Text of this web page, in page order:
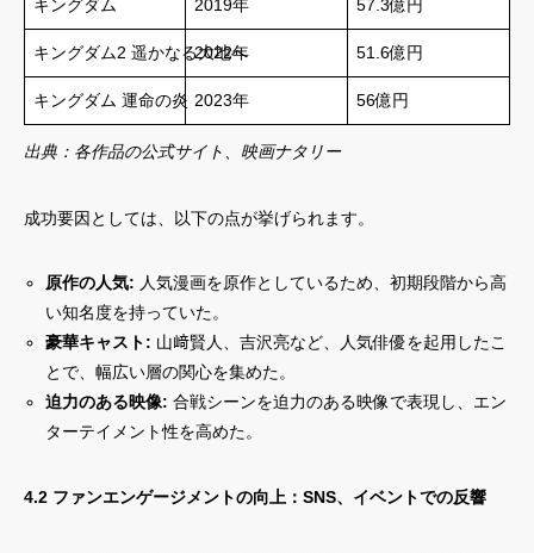
キングダム 2019年 57.3億円
キングダム2 遥かなる大地へ
2022年 51.6億円
キングダム 運命の炎 2023年 56億円
出典：各作品の公式サイト、映画ナタリー
成功要因としては、以下の点が挙げられます。
原作の人気: 人気漫画を原作としているため、初期段階から高
い知名度を持っていた。
豪華キャスト: 山﨑賢人、吉沢亮など、人気俳優を起用したこ
とで、幅広い層の関心を集めた。
迫力のある映像: 合戦シーンを迫力のある映像で表現し、エン
ターテイメント性を高めた。
4.2 ファンエンゲージメントの向上：SNS、イベントでの反響